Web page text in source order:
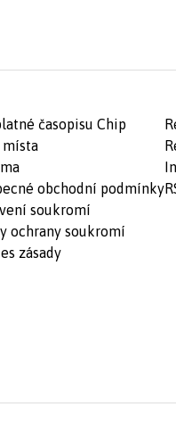
časopisu Chip
místa
obchodní podmínky
soukromí
ochrany soukromí
zásady